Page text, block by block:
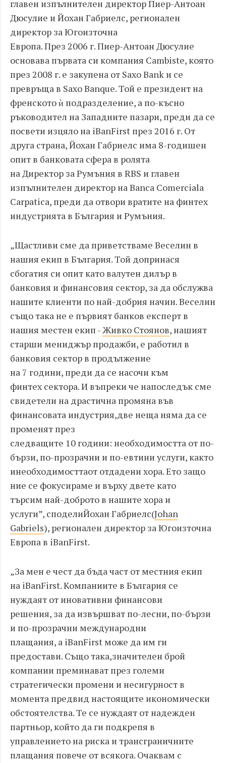
главен изпълнителен директор Пиер-Антоан
Дюсулие и Йохан Габриелс, регионален
директор за Югоизточна
Европа.През 2006 г.Пиер-Антоан Дюсулие
основава първата си компания Cambiste, която
през 2008 г. е закупена от Saxo Bank и се
превръща в Saxo Banque.Той е президент на
френското ѝ подразделение, а по-късно
ръководител на Западните пазари, преди да се
посвети изцяло на iBanFirst през 2016 г. От
друга страна,Йохан Габриелс има 8-годишен
опит в банковата сфера в ролята
на Директор за Румъния в RBS и главен
изпълнителен директор на Banca Comerciala
Carpatica, преди да отвори вратите на финтех
индустрията в България и Румъния.
„Щастливи сме да приветстваме Веселин в
нашия екип в България.Той допринася
сбогатия си опит като валутен дилър в
банковия и финансовия сектор, за да обслужва
нашите клиенти по най-добрия начин.Веселин
също така не е първият банков експерт в
нашия местен екип - Живко Стоянов, нашият
старши мениджър продажби, е работил в
банковия сектор в продължение
на 7 години, преди да се насочи към
финтех сектора.И въпреки че напоследък сме
свидетели на драстична промяна във
финансовата индустрия,две неща няма да се
променят през
следващите 10 години: необходимостта от по-
бързи, по-прозрачни и по-евтини услуги, както
инеобходимосттаот отдадени хора.Ето защо
ние се фокусираме и върху двете като
търсим най-доброто в нашите хора и
услуги”, споделиЙохан Габриелс(Johan
Gabriels), регионален директор за Югоизточна
Европа в iBanFirst.
„За мен е чест да бъда част от местния екип
на iBanFirst.Компаниите в България се
нуждаят от иновативни финансови
решения, за да извършват по-лесни, по-бързи
и по-прозрачни международни
плащания, а iBanFirst може да им ги
предостави. Също така,значителен брой
компании преминават през големи
стратегически промени и несигурност в
момента предвид настоящите икономически
обстоятелства.Те се нуждаят от надежден
партньор, който да ги подкрепя в
управлението на риска и трансграничните
плащания повече от всякога. Очаквам с